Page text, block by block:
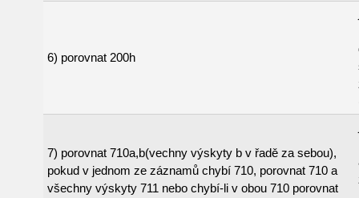
6) porovnat 200h
7) porovnat 710a,b(vechny výskyty b v řadě za sebou),
pokud v jednom ze záznamů chybí 710, porovnat 710 a
všechny výskyty 711 nebo chybí-li v obou 710 porovnat